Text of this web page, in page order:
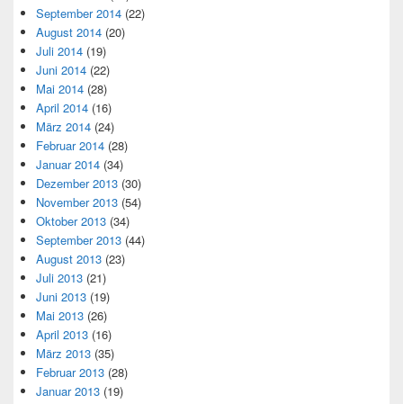
September 2014 (22)
August 2014 (20)
Juli 2014 (19)
Juni 2014 (22)
Mai 2014 (28)
April 2014 (16)
März 2014 (24)
Februar 2014 (28)
Januar 2014 (34)
Dezember 2013 (30)
November 2013 (54)
Oktober 2013 (34)
September 2013 (44)
August 2013 (23)
Juli 2013 (21)
Juni 2013 (19)
Mai 2013 (26)
April 2013 (16)
März 2013 (35)
Februar 2013 (28)
Januar 2013 (19)